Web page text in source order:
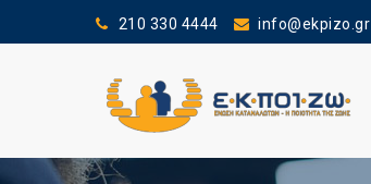
210 330 4444 info@ekpizo.gr